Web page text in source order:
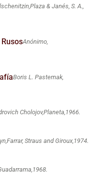
Plaza & Janés, S. A.,
Anónimo,
Boris L. Pasternak,
Cholojov,Planeta,1966.
Farrar, Straus and Giroux,1974.
1968.